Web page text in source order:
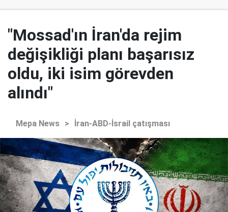
"Mossad'ın İran'da rejim
değişikliği planı başarısız
oldu, iki isim görevden
alındı"
Mepa News > İran-ABD-İsrail çatışması